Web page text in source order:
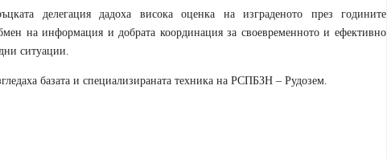
делегация дадоха висока оценка на изграденото през годините
на информация и добрата координация за своевременното и ефективно
ситуации.
базата и специализираната техника на РСПБЗН – Рудозем.